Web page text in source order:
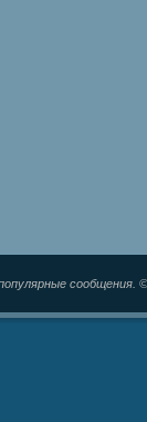
сообщения.